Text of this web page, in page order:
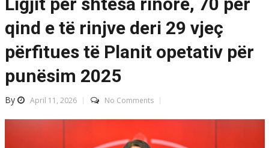
qind e të rinjve deri 29 vjeç
përfitues të Planit opetativ për
punësim 2025
By April 11, 2026 No Comments